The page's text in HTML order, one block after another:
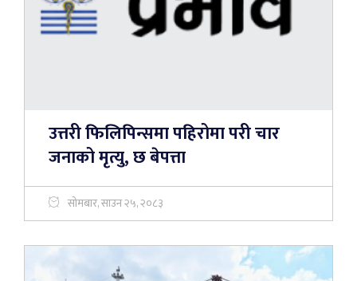
उत्तरी फिलिपिन्समा पहिरोमा परी चार
जनाको मृत्यु, छ बेपत्ता
सोमबार, साउन २५, २०८३